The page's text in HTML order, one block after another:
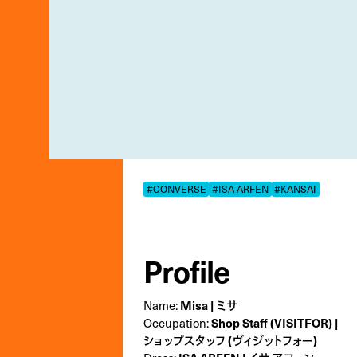
#CONVERSE #ISA ARFEN #KANSAI
Profile
Name:Misa | ミサ
Occupation:Shop Staff (VISITFOR) |
ショップスタッフ (ヴィジットフォー)